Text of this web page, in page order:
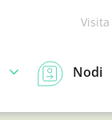
Nodi